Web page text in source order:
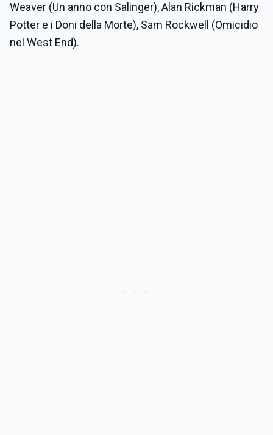
Weaver (Un anno con Salinger), Alan Rickman (Harry
Potter e i Doni della Morte), Sam Rockwell (Omicidio
nel West End).